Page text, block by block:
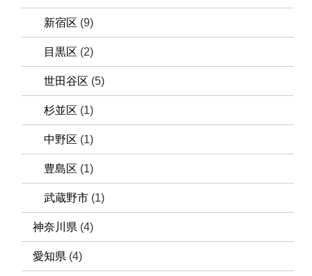
新宿区 (9)
目黒区 (2)
世田谷区 (5)
杉並区 (1)
中野区 (1)
豊島区 (1)
武蔵野市 (1)
神奈川県 (4)
愛知県 (4)